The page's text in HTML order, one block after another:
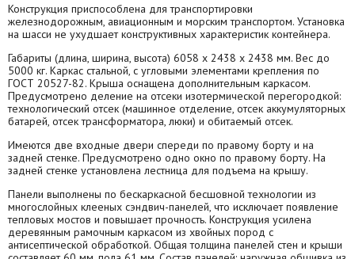
Конструкция приспособлена для транспортировки
железнодорожным, авиационным и морским транспортом. Установка
на шасси не ухудшает конструктивных характеристик контейнера.
Габариты (длина, ширина, высота) 6058 х 2438 х 2438 мм. Вес до
5000 кг. Каркас стальной, с угловыми элементами крепления по
ГОСТ 20527-82. Крыша оснащена дополнительным каркасом.
Предусмотрено деление на отсеки изотермической перегородкой:
технологический отсек (машинное отделение, отсек аккумуляторных
батарей, отсек трансформатора, люки) и обитаемый отсек.
Имеются две входные двери спереди по правому борту и на
задней стенке. Предусмотрено одно окно по правому борту. На
задней стенке установлена лестница для подъема на крышу.
Панели выполнены по бескаркасной бесшовной технологии из
многослойных клееных сэндвич-панелей, что исключает появление
тепловых мостов и повышает прочность. Конструкция усилена
деревянным рамочным каркасом из хвойных пород с
антисептической обработкой. Общая толщина панелей стен и крыши